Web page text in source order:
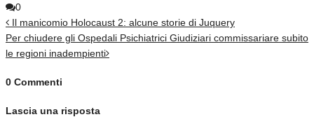
0
Il manicomio Holocaust 2: alcune storie di Juquery
Per chiudere gli Ospedali Psichiatrici Giudiziari commissariare subito
le regioni inadempienti
0 Commenti
Lascia una risposta